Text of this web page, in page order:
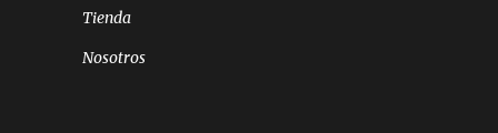
Tienda
Nosotros